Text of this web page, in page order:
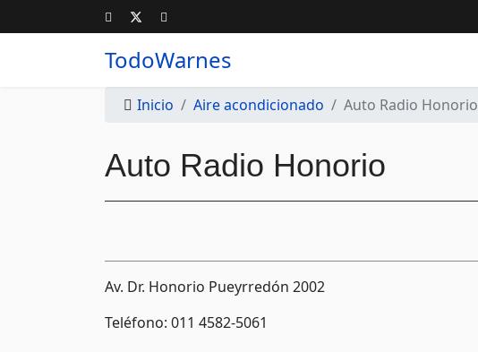
TodoWarnes
Inicio Aire acondicionado Auto Radio Honorio
Auto Radio Honorio
Av. Dr. Honorio Pueyrredón 2002
Teléfono: 011 4582-5061